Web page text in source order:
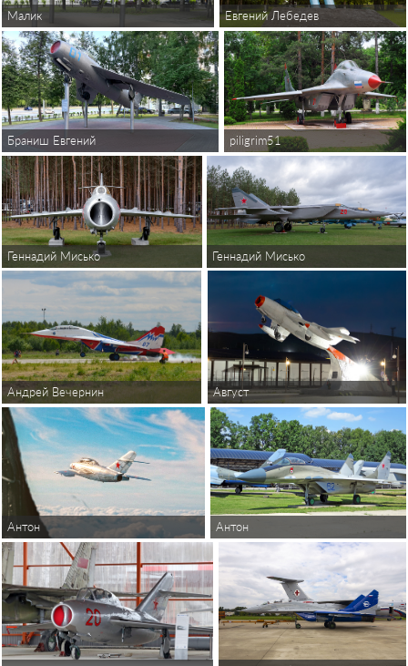
Малик Евгений Лебедев
Браниш Евгений piligrim51
Геннадий Мисько Геннадий Мисько
Андрей Вечернин Август
Антон Антон